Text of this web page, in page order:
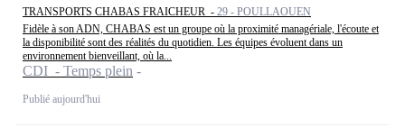
TRANSPORTS CHABAS FRAICHEUR - 29 - POULLAOUEN
Fidèle à son ADN, CHABAS est un groupe où la proximité managériale, l'écoute et
la disponibilité sont des réalités du quotidien. Les équipes évoluent dans un
environnement bienveillant, où la...
CDI - Temps plein
Publié aujourd'hui